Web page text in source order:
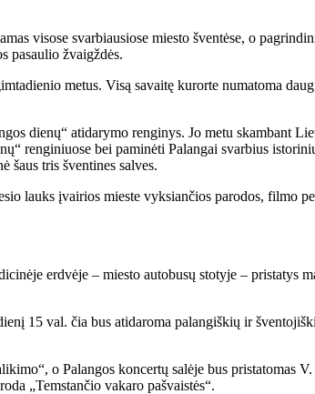
visose svarbiausiose miesto šventėse, o
pasaulio žvaigždės.
metus. Visą savaitę kurorte numatoma
dienų“ atidarymo renginys. Jo metu skambant
renginiuose bei paminėti Palangai svarbius
šaus tris šventines salves.
lauks įvairios mieste vyksiančios parodos, filmo
erdvėje – miesto autobusų stotyje – pristatys
15 val. čia bus atidaroma palangiškių ir
o Palangos koncertų salėje bus pristatomas
„Temstančio vakaro pašvaistės“.